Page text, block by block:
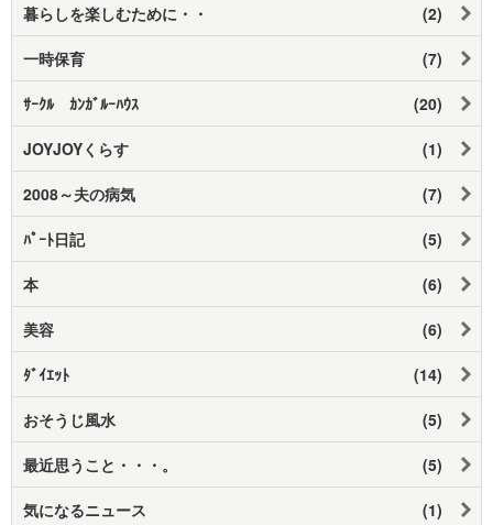
暮らしを楽しむために・・ (2)
一時保育 (7)
ｻｰｸﾙ ｶﾝｶﾞﾙｰﾊｳｽ (20)
JOYJOYくらす (1)
2008～夫の病気 (7)
ﾊﾟｰﾄ日記 (5)
本 (6)
美容 (6)
ﾀﾞｲｴｯﾄ (14)
おそうじ風水 (5)
最近思うこと・・・。 (5)
気になるニュース (1)